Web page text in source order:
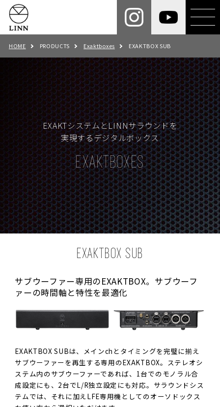
HOME PRODUCTS Exaktboxes EXAKTBOX SUB
EXAKTシステムとLINNサラウンドを
実現するデジタルボックス
EXAKTBOXES
EXAKTBOX SUB
サブウーファー専用のEXAKTBOX。 サブウーフ
ァーの時間軸と特性を最適化
EXAKTBOX SUBは、メインchとタイミングを完璧に揃え
サブウーファーを再生する専用のEXAKTBOX。ステレオシ
ステム内のサブウーファーであれば、1台でのモノラル合
成設定にも、2台でL/R独立設定にも対応。サラウンドシス
テムでは、それに加えLFE専用機としてのオーソドックス